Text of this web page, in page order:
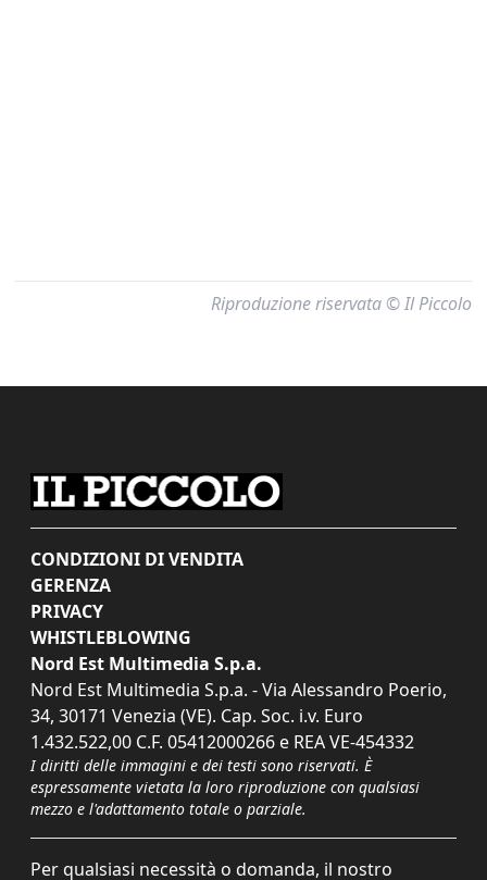
Riproduzione riservata © Il Piccolo
CONDIZIONI DI VENDITA
GERENZA
PRIVACY
WHISTLEBLOWING
Nord Est Multimedia S.p.a.
Nord Est Multimedia S.p.a. - Via Alessandro Poerio,
34, 30171 Venezia (VE). Cap. Soc. i.v. Euro
1.432.522,00 C.F. 05412000266 e REA VE-454332
I diritti delle immagini e dei testi sono riservati. È
espressamente vietata la loro riproduzione con qualsiasi
mezzo e l'adattamento totale o parziale.
Per qualsiasi necessità o domanda, il nostro